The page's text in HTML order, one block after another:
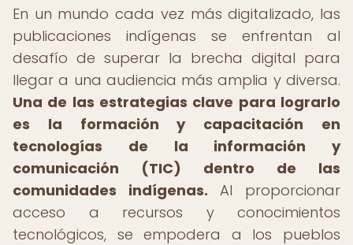
En un mundo cada vez más digitalizado, las
publicaciones indígenas se enfrentan al
desafío de superar la brecha digital para
llegar a una audiencia más amplia y diversa.
Una de las estrategias clave para lograrlo
es la formación y capacitación en
tecnologías de la información y
comunicación (TIC) dentro de las
comunidades indígenas. Al proporcionar
acceso a recursos y conocimientos
tecnológicos, se empodera a los pueblos